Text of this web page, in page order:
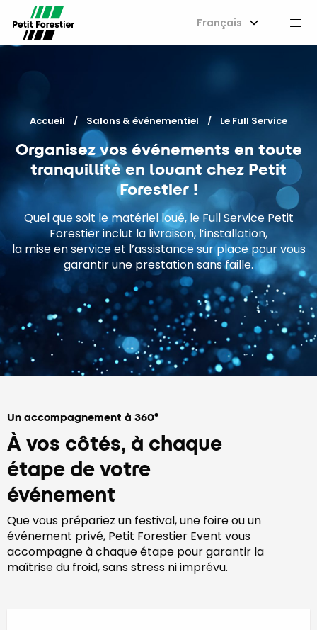
Français
Accueil Salons & événementiel Current:
Le Full Service
Organisez vos événements en toute
tranquillité en louant chez Petit
Forestier !
Quel que soit le matériel loué, le Full Service Petit
Forestier inclut la livraison, l’installation,
la mise en service et l’assistance sur place pour vous
garantir une prestation sans faille.
Un accompagnement à 360°
À vos côtés, à chaque
étape de votre
événement
Que vous prépariez un festival, une foire ou un
événement privé, Petit Forestier Event vous
accompagne à chaque étape pour garantir la
maîtrise du froid, sans stress ni imprévu.